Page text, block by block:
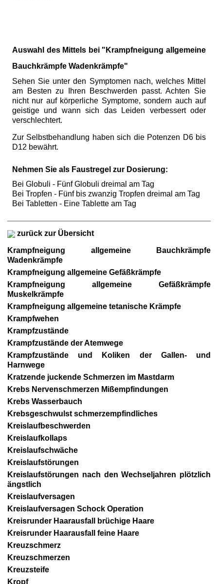
Auswahl des Mittels bei "Krampfneigung allgemeine
Bauchkrämpfe Wadenkrämpfe"
Sehen Sie unter den Symptomen nach, welches Mittel
am Besten zu Ihren Beschwerden passt. Achten Sie
nicht nur auf körperliche Symptome, sondern auch auf
geistige und wann sich das Leiden verbessert oder
verschlechtert.
Zur Selbstbehandlung haben sich die Potenzen D6 bis
D12 bewährt.
Nehmen Sie als Faustregel zur Dosierung:
Bei Globuli - Fünf Globuli dreimal am Tag
Bei Tropfen - Fünf bis zwanzig Tropfen dreimal am Tag
Bei Tabletten - Eine Tablette am Tag
zurück zur Übersicht
Krampfneigung allgemeine Bauchkrämpfe
Wadenkrämpfe
Krampfneigung allgemeine Gefäßkrämpfe
Krampfneigung allgemeine Gefäßkrämpfe
Muskelkrämpfe
Krampfneigung allgemeine tetanische Krämpfe
Krampfwehen
Krampfzustände
Krampfzustände der Atemwege
Krampfzustände und Koliken der Gallen- und
Harnwege
Kratzende juckende Schmerzen im Mastdarm
Krebs Nervenschmerzen Mißempfindungen
Krebs Wasserbauch
Krebsgeschwulst schmerzempfindliches
Kreislaufbeschwerden
Kreislaufkollaps
Kreislaufschwäche
Kreislaufstörungen
Kreislaufstörungen nach den Wechseljahren plötzlich
ängstlich
Kreislaufversagen
Kreislaufversagen Schock Operation
Kreisrunder Haarausfall brüchige Haare
Kreisrunder Haarausfall feine Haare
Kreuzschmerz
Kreuzschmerzen
Kreuzsteife
Kropf